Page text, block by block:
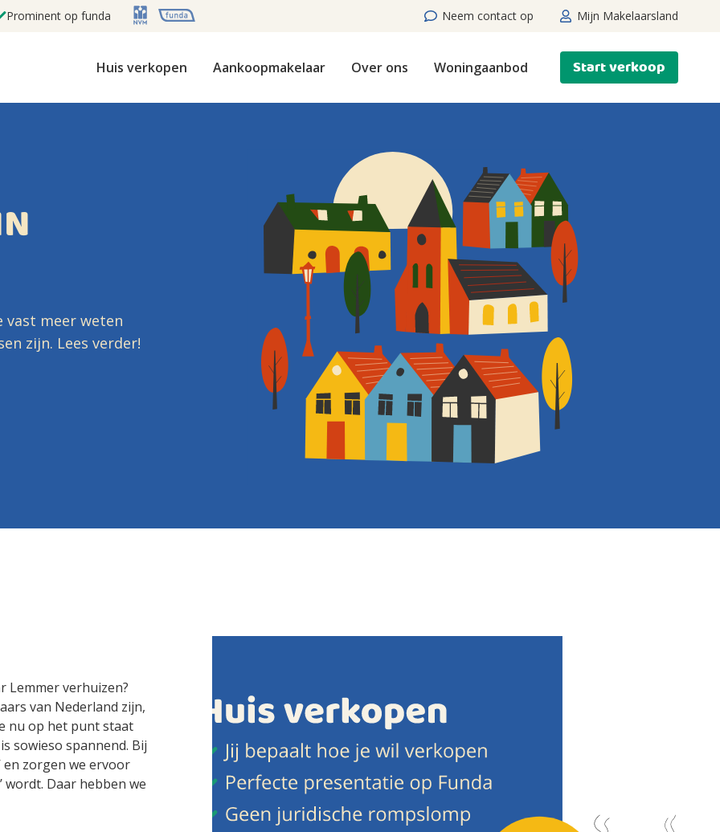
Prominent op funda Neem contact op Mijn Makelaarsland
Huis verkopen Aankoopmakelaar Over ons Woningaanbod Start verkoop
vast meer weten
zijn. Lees verder!
Lemmer verhuizen?
van Nederland zijn,
nu op het punt staat
sowieso spannend. Bij
en zorgen we ervoor
Daar hebben we